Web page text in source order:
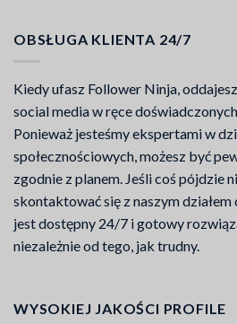
OBSŁUGA KLIENTA 24/7
Kiedy ufasz Follower Ninja,
social media w ręce
Ponieważ jesteśmy ekspertami w
społecznościowych, możesz być
zgodnie z planem. Jeśli coś pójdzie
skontaktować się z naszym
jest dostępny 24/7 i gotowy
niezależnie od tego, jak trudny.
WYSOKIEJ JAKOŚCI PROFILE